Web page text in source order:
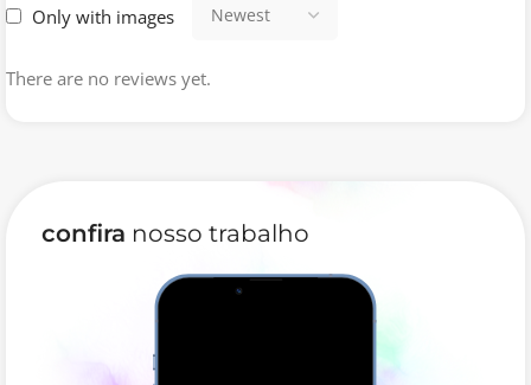
Only with images
There are no reviews yet.
confira nosso trabalho